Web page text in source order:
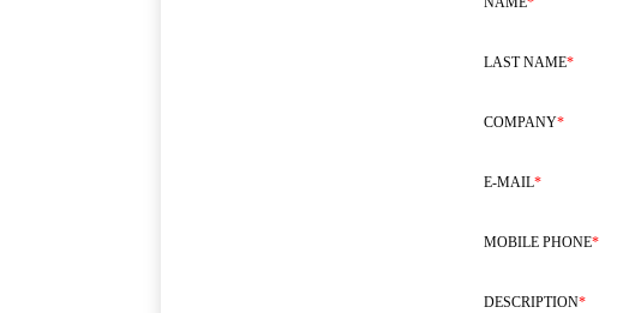
LAST NAME*
COMPANY*
E-MAIL*
MOBILE PHONE*
DESCRIPTION*